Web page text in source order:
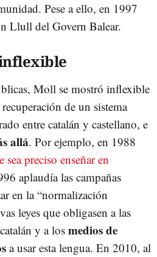
Pese a ello, en 1997
Llull del Govern Balear.
Moll se mostró inflexible
de un sistema
entre catalán y castellano, e
allá. Por ejemplo, en 1988
sea preciso enseñar en
aplaudía las campañas
en la “normalización
leyes que obligasen a las
y a los medios de
a usar esta lengua. En 2010, al